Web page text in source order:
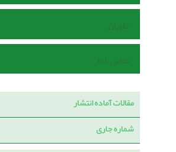
داوران
تماس با ما
مقالات آماده انتشار
شماره جاری